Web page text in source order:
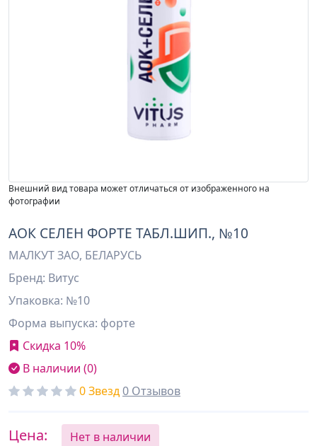
Внешний вид товара может отличаться от изображенного на
фотографии
АОК СЕЛЕН ФОРТЕ ТАБЛ.ШИП., №10
МАЛКУТ ЗАО, БЕЛАРУСЬ
Бренд: Витус
Упаковка: №10
Форма выпуска: форте
Скидка 10%
В наличии (0)
0 Звезд0 Отзывов
Цена: Нет в наличии